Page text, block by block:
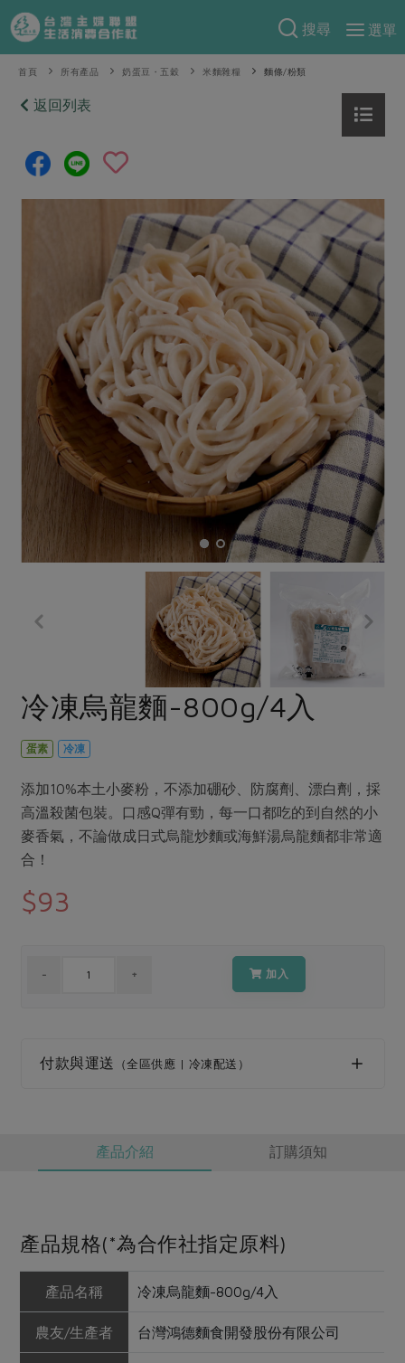
搜尋
選單
產品分類
當季蔬果
芽苗類
辛香料類
乳製品
米麵雜糧
肉品・水產
畜產肉類 水產
水畜加工品
調理食材・點心
烘焙
休閒零嘴 沖泡飲品
個人清潔
家庭清潔 織品
日用品
最新產品
素食專區
食譜料理
食材
蛋料理
料理方式
烘焙．點心
主題食譜
養身食補
節慶大餐
高麗菜海鮮煎餅
特別企畫
預購活動
把最好的台灣味帶回家！
防災用品預購圓滿結束
2026年端午節預購圓滿結束
更多預購活動
當季產品
合作25-經典快閃最後一週
合作25-精選產品第四彈
合作25-精選產品第三彈
主婦聯盟X樂齡網特約優惠案
2024農業發展計畫年度報告
更多議題活動
把最好的台灣味帶回家！
綠主張
一籃菜真心話
社內大小事 合作聯合國
產品故事 生活提案
樂齡生活 親子食育
廚房瑜伽
關注議題
惜食
非基改運動 支持本土農糧
廢核運動 能源議題
減塑減廢
公益金 食農教育
生活者e週報
綠主張月刊
典藏閱覽室
關於我們
合作社組織
產品檢驗
硝酸鹽檢驗
社員權益
選舉專區
最新消息
媒體報導
下載專區
地區活動
活動報下載
首頁 所有產品 奶蛋豆・五穀 米麵雜糧 麵條/粉類
返回列表
冷凍烏龍麵-800g/4入
蛋素 冷凍
添加10%本土小麥粉，不添加硼砂、防腐劑、漂白劑，採
高溫殺菌包裝。口感Q彈有勁，每一口都吃的到自然的小
麥香氣，不論做成日式烏龍炒麵或海鮮湯烏龍麵都非常適
合！
$93
加入
付款與運送 （全區供應 | 冷凍配送）
產品介紹 訂購須知
產品規格(*為合作社指定原料)
產品名稱 冷凍烏龍麵-800g/4入
農友/生產者 台灣鴻德麵食開發股份有限公司